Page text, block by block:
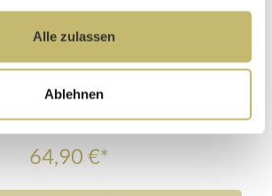
Alle zulassen
Ablehnen
Anschluss Spar-Set
64,90 €*